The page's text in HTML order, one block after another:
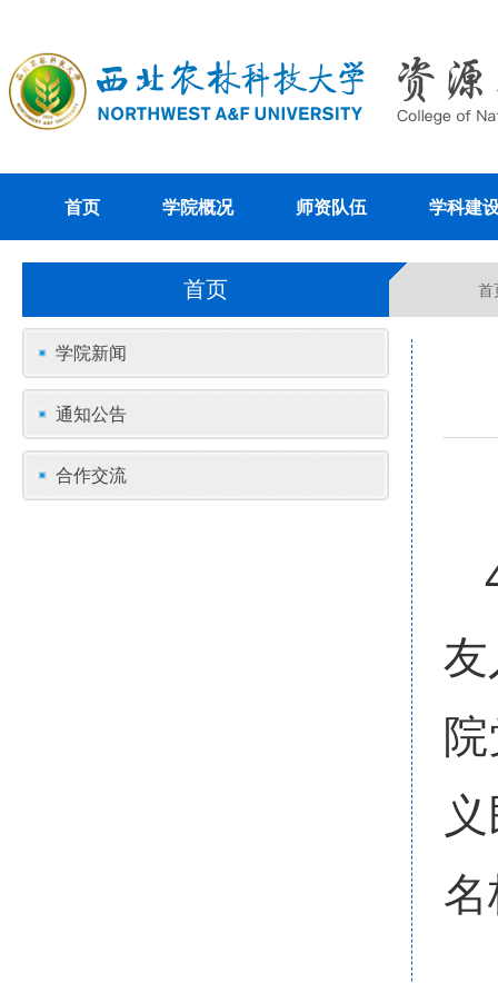
首页 学院概况 师资队伍 学科建
首页 首
学院新闻
通知公告
合作交流